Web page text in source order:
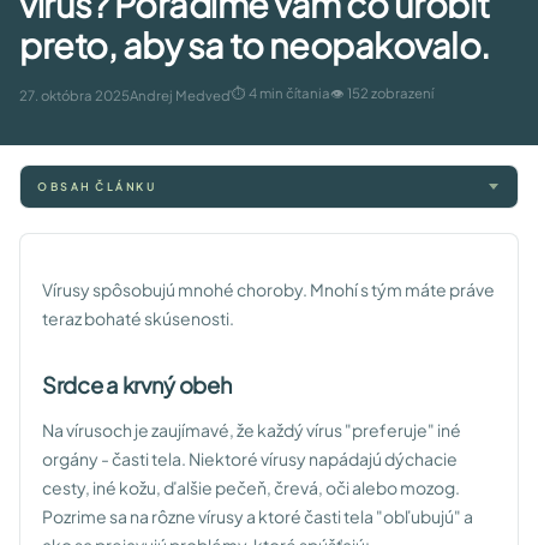
preto, aby sa to neopakovalo.
27. októbra 2025Andrej Medveď⏱ 4 min čítania👁 152 zobrazení
OBSAH ČLÁNKU
Vírusy spôsobujú mnohé choroby. Mnohí s tým máte práve
teraz bohaté skúsenosti.
Srdce a krvný obeh
Na vírusoch je zaujímavé, že každý vírus "preferuje" iné
orgány - časti tela. Niektoré vírusy napádajú dýchacie
cesty, iné kožu, ďalšie pečeň, črevá, oči alebo mozog.
Pozrime sa na rôzne vírusy a ktoré časti tela "obľubujú" a